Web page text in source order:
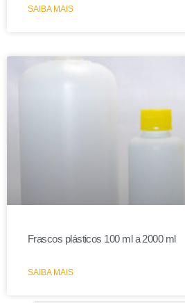
SAIBA MAIS
Frascos plásticos 100 ml a 2000 ml
SAIBA MAIS